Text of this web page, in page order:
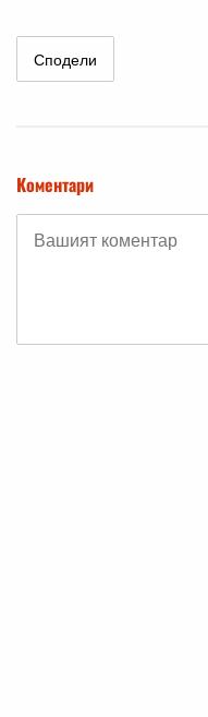
Сподели
Коментари